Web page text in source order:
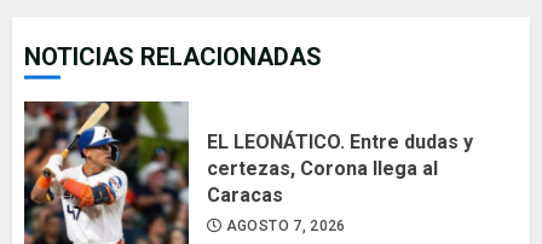
NOTICIAS RELACIONADAS
EL LEONÁTICO. Entre dudas y
certezas, Corona llega al
Caracas
AGOSTO 7, 2026